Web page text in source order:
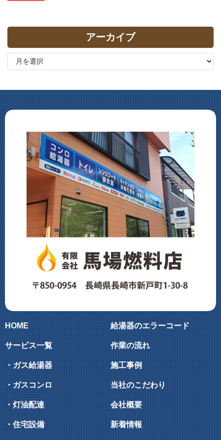
アーカイブ
HOME
サービス一覧
・ガス給湯器
・ガスコンロ
・灯油配達
・住宅設備
給湯器のエラーコード
作業の流れ
施工事例
当社のこだわり
会社概要
新着情報